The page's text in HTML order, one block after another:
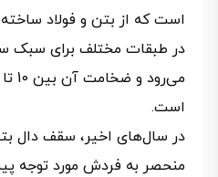
است که از بتن و فولاد
در طبقات مختلف برای سبک
است.
در سال‌های اخیر، سقف دال
منحصر به فردش مورد توجه